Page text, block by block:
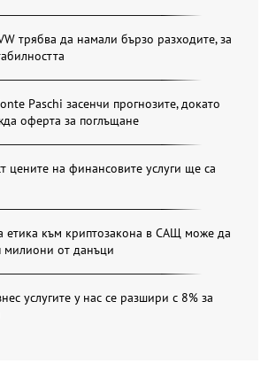
трябва да намали бързо разходите, за
Paschi засенчи прогнозите, докато
оферта за поглъщане
цените на финансовите услуги ще са
етика към криптозакона в САЩ може да
милиони от данъци
услугите у нас се разшири с 8% за